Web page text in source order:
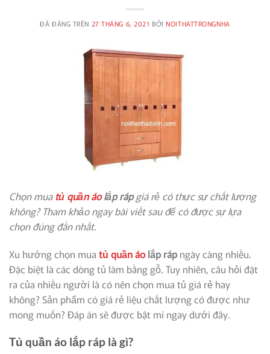
ĐÃ ĐĂNG TRÊN 27 THÁNG 6, 2021 BỞINOITHATTRONGNHA
Chọn mua tủ quần áolắp rápgiá rẻ có thực sự chất lượng
không? Tham khảo ngay bài viết sau để có được sự lựa
chọn đúng đắn nhất.
Xu hướng chọn mua tủ quần áolắp ráp ngày càng nhiều.
Đặc biệt là các dòng tủ làm bằng gỗ. Tuy nhiên, câu hỏi đặt
ra của nhiều người là có nên chọn mua tủ giá rẻ hay
không? Sản phẩm có giá rẻ liệu chất lượng có được như
mong muốn? Đáp án sẽ được bật mí ngay dưới đây.
Tủ quần áo lắp ráp là gì?